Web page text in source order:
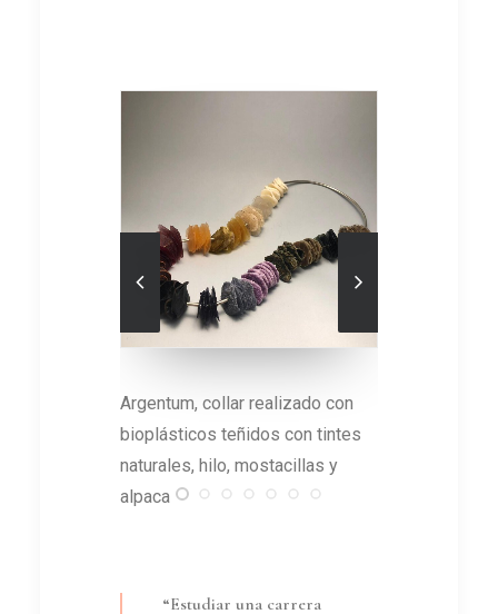
De los cielos, brazalete
realizado con biocompuestos e
hilo
“Estudiar una carrera